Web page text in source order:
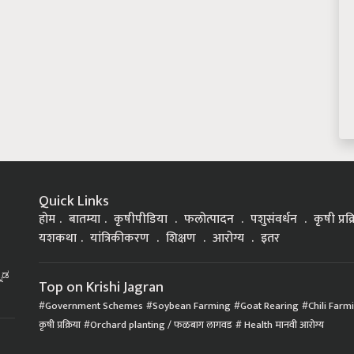
Quick Links
होम बातम्या कृषीपीडिया फलोत्पादन पशुसंवर्धन
कृषी
यशकथा
यांत्रिकीकरण शिक्षण आरोग्य इतर
Top on Krishi Jagran
Government Schemes Soybean Farming Goat Rearing Chili
कृषी प्रक्रिया Orchard planting / फळबाग लागवड Health मानवी आरोग्य